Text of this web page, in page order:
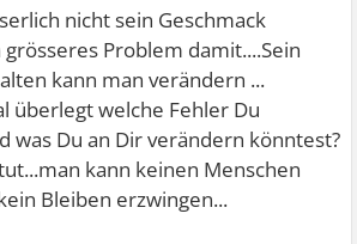
nicht sein Geschmack
Problem damit....Sein
kann man verändern ...
überlegt welche Fehler Du
was Du an Dir verändern könntest?
kann keinen Menschen
Bleiben erzwingen...